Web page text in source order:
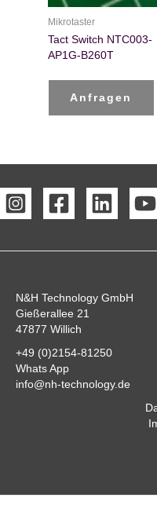
Mikrotaster
Tact Switch NTC003-
AP1G-B260T
Anfragen
N&H Technology GmbH
Gießerallee 21
47877 Willich
+49 (0)2154-81250
Whats App
info@nh-technology.de